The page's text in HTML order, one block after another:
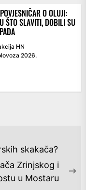
O OLUJI:
ŠTO SLAVITI, DOBILI SU
HN
2026.
skakača?
Zrinjskog i
u Mostaru